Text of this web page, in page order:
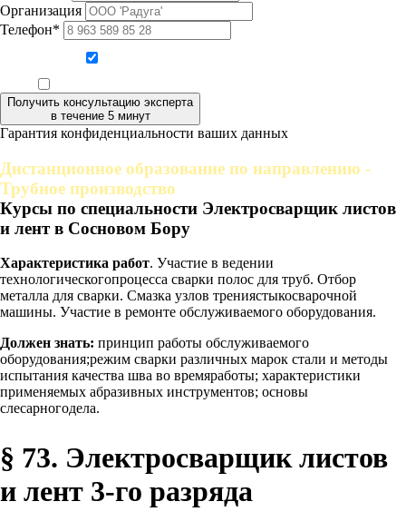
Организация
Телефон*
Получить консультацию эксперта
в течение 5 минут
Гарантия конфиденциальности ваших данных
Дистанционное образование по направлению -
Трубное производство
Курсы по специальности Электросварщик листов
и лент в Сосновом Бору
Характеристика работ. Участие в ведении
технологическогопроцесса сварки полос для труб. Отбор
металла для сварки. Смазка узлов трениястыкосварочной
машины. Участие в ремонте обслуживаемого оборудования.
Должен знать: принцип работы обслуживаемого
оборудования;режим сварки различных марок стали и методы
испытания качества шва во времяработы; характеристики
применяемых абразивных инструментов; основы
слесарногодела.
§ 73. Электросварщик листов
и лент 3-го разряда